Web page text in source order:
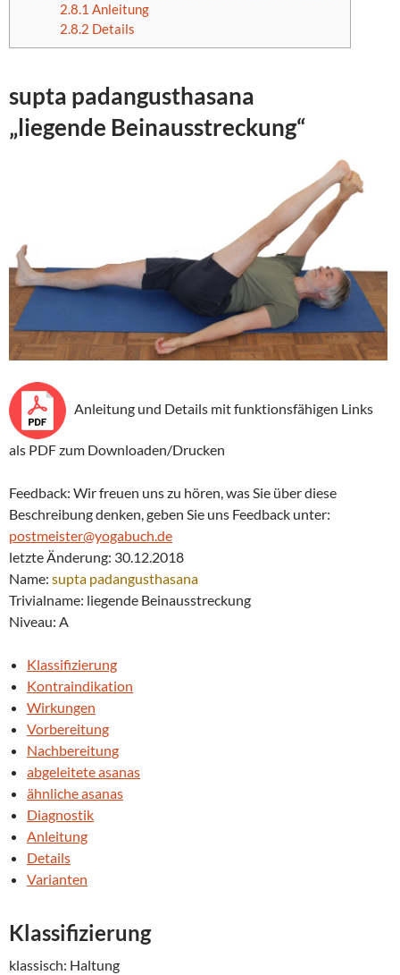
2.8.1 Anleitung
2.8.2 Details
supta padangusthasana
„liegende Beinausstreckung“
Anleitung und Details mit funktionsfähigen Links
als PDF zum Downloaden/Drucken
Feedback: Wir freuen uns zu hören, was Sie über diese
Beschreibung denken, geben Sie uns Feedback unter:
postmeister@yogabuch.de
letzte Änderung: 30.12.2018
Name: supta padangusthasana
Trivialname: liegende Beinausstreckung
Niveau: A
Klassifizierung
Kontraindikation
Wirkungen
Vorbereitung
Nachbereitung
abgeleitete asanas
ähnliche asanas
Diagnostik
Anleitung
Details
Varianten
Klassifizierung
klassisch: Haltung